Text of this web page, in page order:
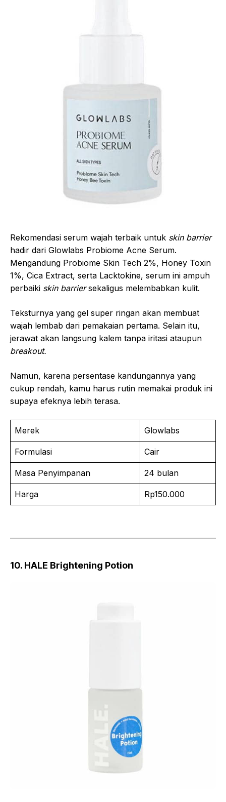
Rekomendasi serum wajah terbaik untuk skin barrier
hadir dari Glowlabs Probiome Acne Serum.
Mengandung Probiome Skin Tech 2%, Honey Toxin
1%, Cica Extract, serta Lacktokine, serum ini ampuh
perbaiki skin barriersekaligus melembabkan kulit.
Teksturnya yang gel super ringan akan membuat
wajah lembab dari pemakaian pertama. Selain itu,
jerawat akan langsung kalem tanpa iritasi ataupun
breakout.
Namun, karena persentase kandungannya yang
cukup rendah, kamu harus rutin memakai produk ini
supaya efeknya lebih terasa.
Merek Glowlabs
Formulasi Cair
Masa Penyimpanan 24 bulan
Harga Rp150.000
10. HALE Brightening Potion